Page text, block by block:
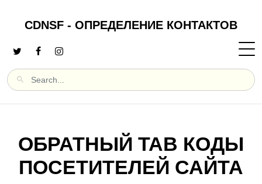
CDNSF - ОПРЕДЕЛЕНИЕ КОНТАКТОВ
ОБРАТНЫЙ TAB КОДЫ
ПОСЕТИТЕЛЕЙ САЙТА